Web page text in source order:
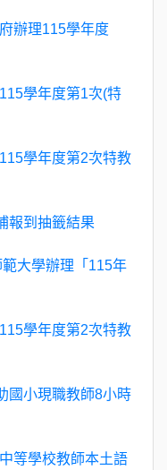
辦理115學年度
學年度第1次(特
學年度第2次特教
報到抽籤結果
大學辦理「115年
學年度第2次特教
國小現職教師8小時
等學校教師本土語